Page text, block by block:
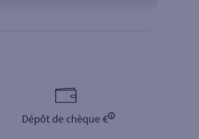
Dépôt de chèque €